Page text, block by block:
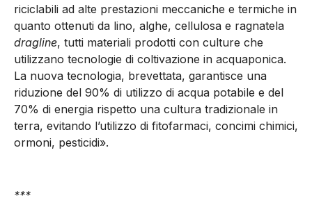
riciclabili ad alte prestazioni meccaniche e termiche in
quanto ottenuti da lino, alghe, cellulosa e ragnatela
dragline, tutti materiali prodotti con culture che
utilizzano tecnologie di coltivazione in acquaponica.
La nuova tecnologia, brevettata, garantisce una
riduzione del 90% di utilizzo di acqua potabile e del
70% di energia rispetto una cultura tradizionale in
terra, evitando l’utilizzo di fitofarmaci, concimi chimici,
ormoni, pesticidi».
***